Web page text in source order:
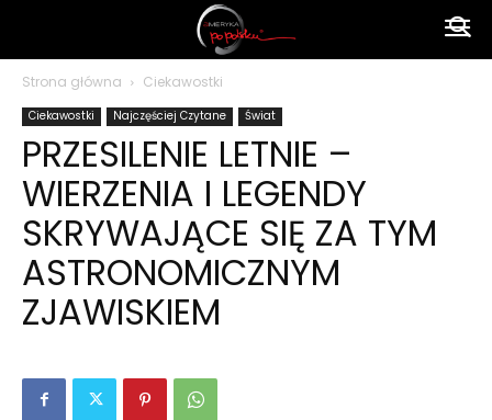
polsku
Strona główna Ciekawostki
Ciekawostki Najczęściej Czytane Świat
PRZESILENIE LETNIE –
WIERZENIA I LEGENDY
SKRYWAJĄCE SIĘ ZA TYM
ASTRONOMICZNYM
ZJAWISKIEM